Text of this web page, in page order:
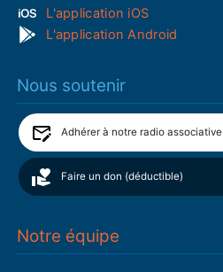
L'application iOS
L'application Android
Nous soutenir
Adhérer à notre radio associative
Faire un don (déductible)
Notre équipe